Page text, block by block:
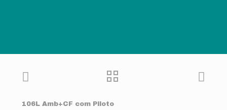
106L Amb+CF com Piloto